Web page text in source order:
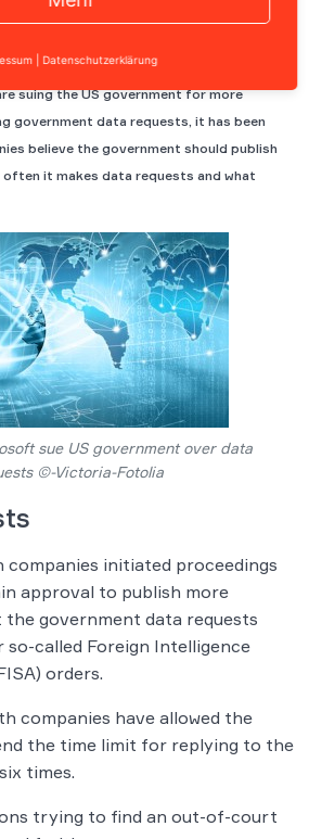
suing the US government for more
government data requests, it has been
believe the government should publish
it makes data requests and what
sue US government over data
©-Victoria-Fotolia
companies initiated proceedings
approval to publish more
government data requests
so-called Foreign Intelligence
orders.
companies have allowed the
the time limit for replying to the
times.
trying to find an out-of-court
Datenschutzerklärung